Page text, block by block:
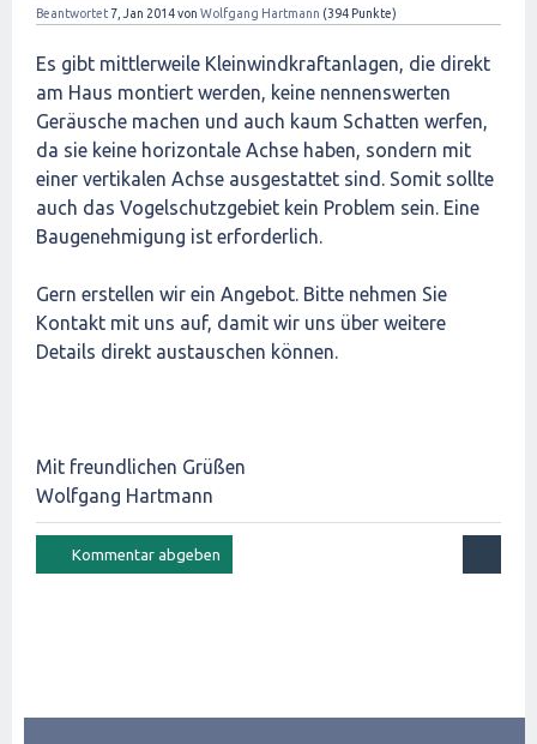
Beantwortet7, Jan 2014von Wolfgang Hartmann (394 Punkte)
Es gibt mittlerweile Kleinwindkraftanlagen, die direkt
am Haus montiert werden, keine nennenswerten
Geräusche machen und auch kaum Schatten werfen,
da sie keine horizontale Achse haben, sondern mit
einer vertikalen Achse ausgestattet sind. Somit sollte
auch das Vogelschutzgebiet kein Problem sein. Eine
Baugenehmigung ist erforderlich.
Gern erstellen wir ein Angebot. Bitte nehmen Sie
Kontakt mit uns auf, damit wir uns über weitere
Details direkt austauschen können.
Mit freundlichen Grüßen
Wolfgang Hartmann